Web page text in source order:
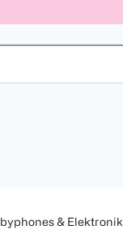
& Elektronik